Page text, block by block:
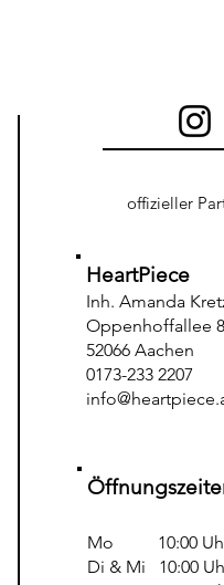
offizieller
HeartPiece
Inh. Amanda
Oppenhoffallee
52066 Aachen
0173-233 2207
Mo 10:00 Uhr
Di & Mi 10:00